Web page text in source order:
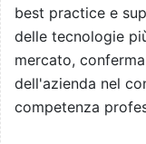
best practice e
delle tecnologie
mercato,
dell'azienda nel
competenza